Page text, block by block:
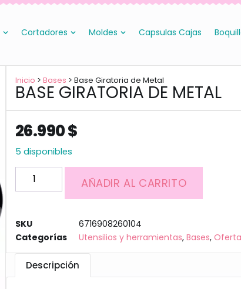
Cortadores Moldes Capsulas Cajas
Inicio > Bases > Base Giratoria de Metal
BASE GIRATORIA DE METAL
26.990$
5 disponibles
AÑADIR AL CARRITO
SKU
6716908260104
Categorías
Utensilios y herramientas, Bases,
Descripción